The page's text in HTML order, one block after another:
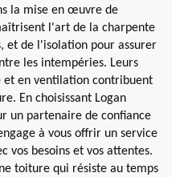
la mise en œuvre de
l'art de la charpente
et de l'isolation pour assurer
les intempéries. Leurs
et en ventilation contribuent
En choisissant Logan
un partenaire de confiance
à vous offrir un service
vos besoins et vos attentes.
toiture qui résiste au temps